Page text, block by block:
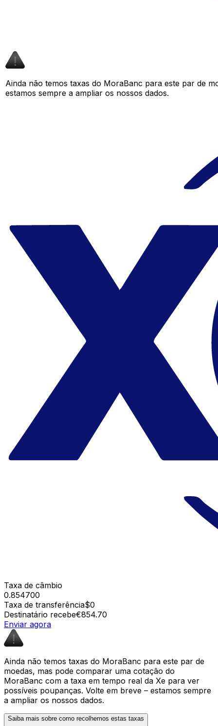
Ainda não temos taxas do MoraBanc para este par de
estamos sempre a ampliar os nossos dados.
Taxa de câmbio
0.854700
Taxa de transferência$0
Destinatário recebe€854.70
Enviar agora
Ainda não temos taxas do MoraBanc para este par de
moedas, mas pode comparar uma cotação do
MoraBanc com a taxa em tempo real da Xe para ver
possíveis poupanças. Volte em breve – estamos sempre
a ampliar os nossos dados.
Saiba mais sobre como recolhemos estas taxas